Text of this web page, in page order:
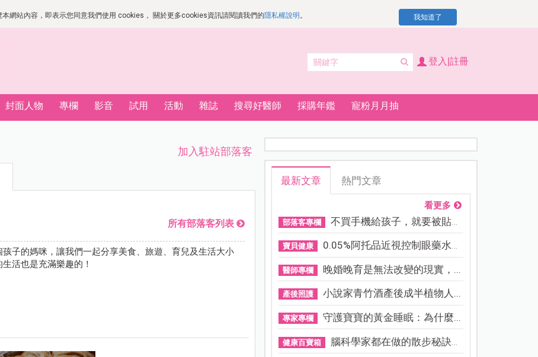
網站內容，即表示您同意我們使用 cookies， 關於更多cookies資訊請閱讀我們的隱私權說明 。 我知道了
登入|註冊
封面人物 專欄 影音 試用 活動 雜誌 搜尋好醫師 採購年鑑 寵粉月月抽
加入駐站部落客
所有部落客列表
子的媽咪，讓我們一起分享美食、旅遊、育兒及生活大小
活也是充滿樂趣的！
最新文章 熱門文章
看更多
部落客專欄 不買手機給孩子，就要被貼「...
寶貝健康 0.05%阿托品近視控制眼藥水納...
醫師專欄 晚婚晚育是無法改變的現實，...
產後照護 小說家青竹酒產後成半植物人...
專家專欄 守護寶寶的黃金睡眠：為什麼...
健康百寶箱 腦科學家都在做的散步秘訣！...